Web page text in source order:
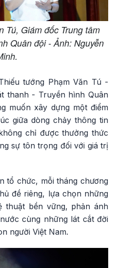
Tú, Giám đốc Trung tâm
Quân đội - Ảnh: Nguyễn
tướng Phạm Văn Tú -
thanh - Truyền hình Quân
muốn xây dựng một điểm
giữa dòng chảy thông tin
chỉ được thưởng thức
sự tôn trọng đối với giá trị
tổ chức, mỗi tháng chương
đề riêng, lựa chọn những
thuật bền vững, phản ánh
cùng những lát cắt đời
người Việt Nam.